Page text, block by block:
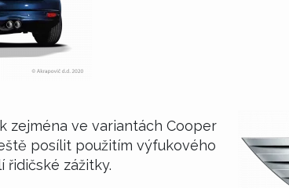
zejména ve variantách Cooper
posílit použitím výfukového
zážitky.